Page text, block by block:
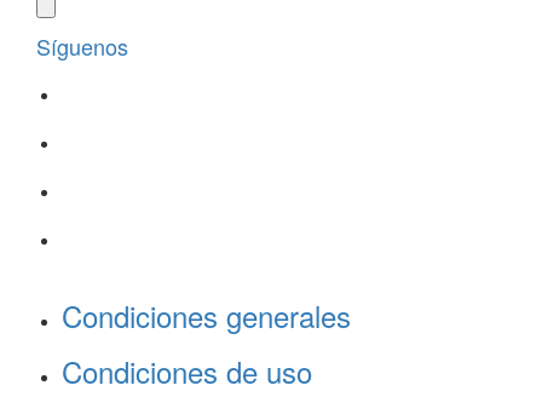
Síguenos
Condiciones generales
Condiciones de uso